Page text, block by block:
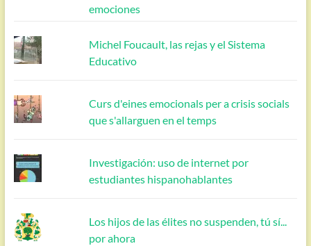
emociones
Michel Foucault, las rejas y el Sistema
Educativo
Curs d'eines emocionals per a crisis socials
que s'allarguen en el temps
Investigación: uso de internet por
estudiantes hispanohablantes
Los hijos de las élites no suspenden, tú sí...
por ahora